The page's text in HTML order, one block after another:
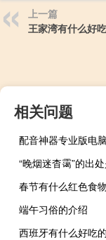
上一篇
王家湾有什么好
相关问题
“晚烟迷杳霭”的出
春节有什么红色食
端午习俗的介绍
西班牙有什么好吃的